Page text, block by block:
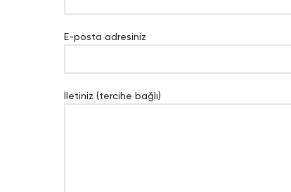
E-posta adresiniz
İletiniz (tercihe bağlı)